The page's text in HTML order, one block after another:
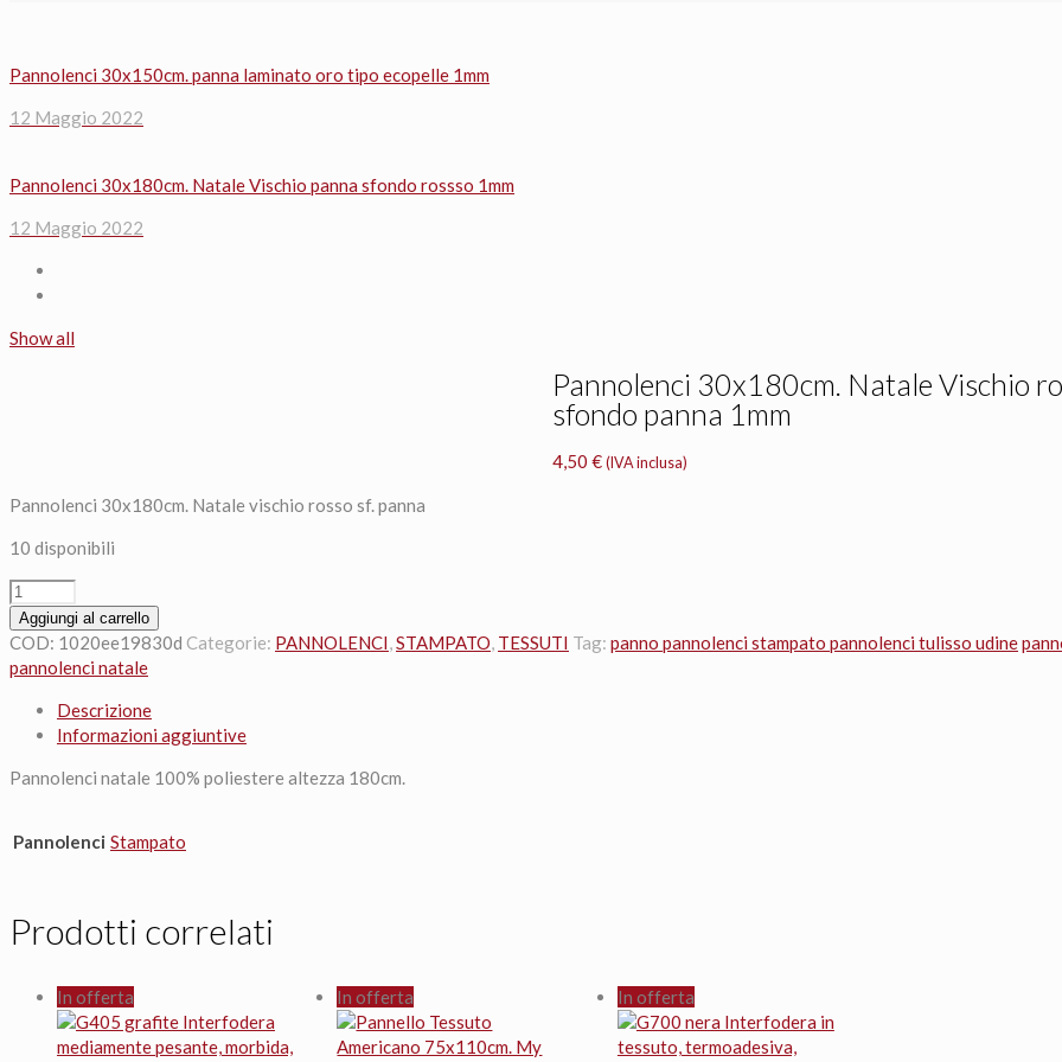
Pannolenci 30x150cm. panna laminato oro tipo ecopelle 1mm
12 Maggio 2022
Pannolenci 30x180cm. Natale Vischio panna sfondo rossso 1mm
12 Maggio 2022
Show all
Pannolenci 30x180cm. Natale Vischio
sfondo panna 1mm
4,50€ (IVA inclusa)
Pannolenci 30x180cm. Natale vischio rosso sf. panna
10 disponibili
Pannolenci
30x180cm.
Natale
Vischio
sfondo
panna
quantità
Aggiungi al carrello
COD: 1020ee19830d Categorie: PANNOLENCI,STAMPATO, TESSUTI Tag: panno pannolenci stampato pannolenci tulisso udine
pannolenci natale
Descrizione
Informazioni aggiuntive
Pannolenci natale 100% poliestere altezza 180cm.
Pannolenci Stampato
Prodotti correlati
In offerta In offerta In offerta